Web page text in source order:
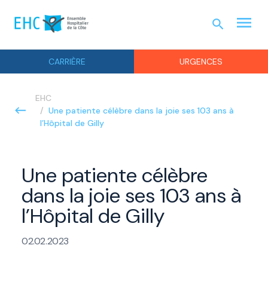
CARRIÈRE URGENCES
search menu
EHC
Une patiente célèbre dans la joie ses 103 ans à
l’Hôpital de Gilly
Une patiente célèbre
dans la joie ses 103 ans à
l’Hôpital de Gilly
02.02.2023